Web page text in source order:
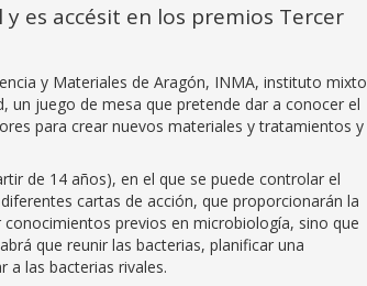
es accésit en los premios Tercer
y Materiales de Aragón, INMA, instituto mixto
un juego de mesa que pretende dar a conocer el
para crear nuevos materiales y tratamientos y
de 14 años), en el que se puede controlar el
cartas de acción, que proporcionarán la
previos en microbiología, sino que
que reunir las bacterias, planificar una
a las bacterias rivales.